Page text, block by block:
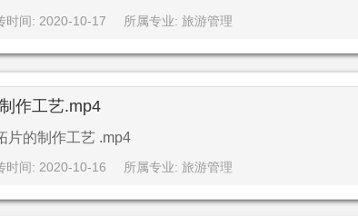
时间: 2020-10-17 所属专业: 旅游管理
作工艺.mp4
片的制作工艺 .mp4
时间: 2020-10-16 所属专业: 旅游管理